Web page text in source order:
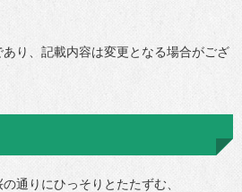
り、記載内容は変更となる場合がござ
通りにひっそりとたたずむ、